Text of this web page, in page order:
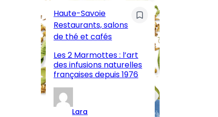
Haute-Savoie
Restaurants, salons
de thé et cafés
Les 2 Marmottes : l’art
des infusions naturelles
françaises depuis 1976
Lara